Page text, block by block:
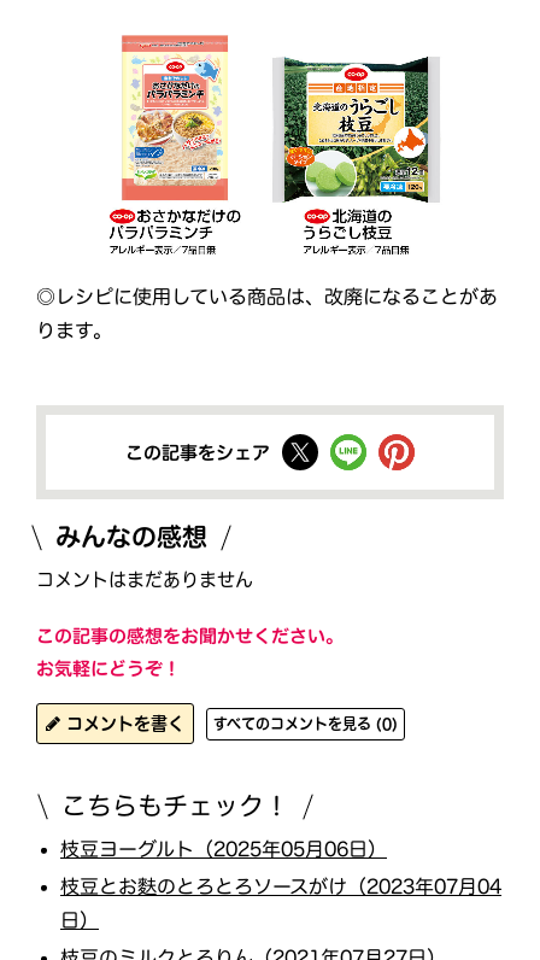
◎レシピに使用している商品は、改廃になることがあ
ります。
この記事をシェア
みんなの感想
コメントはまだありません
この記事の感想をお聞かせください。
お気軽にどうぞ！
コメントを書く すべてのコメントを見る (0)
こちらもチェック！
枝豆ヨーグルト（2025年05月06日）
枝豆とお麩のとろとろソースがけ（2023年07月04
日）